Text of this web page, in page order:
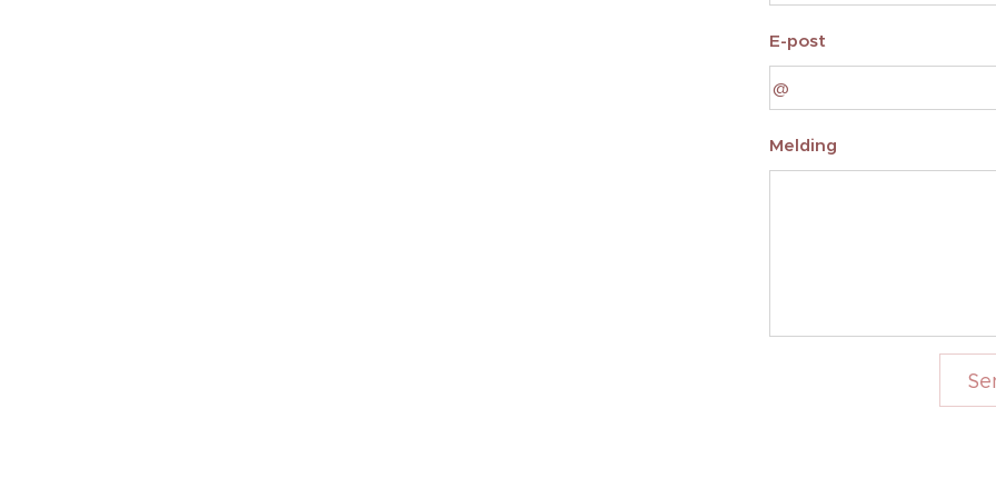
E-post
Melding